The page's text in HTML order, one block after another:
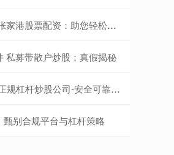
票配资：助您轻松撬动财富杠杆
私募带散户炒股：真假揭秘
杠杆炒股公司-安全可靠低门槛
别合规平台与杠杆策略